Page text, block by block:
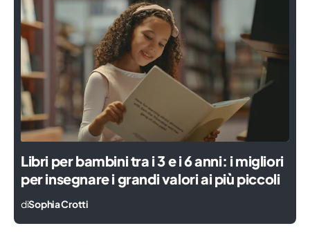
Libri per bambini tra i 3 e i 6 anni: i migliori
per insegnare i grandi valori ai più piccoli
diSophia Crotti